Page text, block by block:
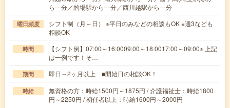
ら---分／的場駅から---分／西川越駅から---分
曜日頻度
シフト制（月～日） ※平日のみなどの相談もOK ※週3なども
相談OK
時間
【シフト例】07:00～16:0009:00～18:0017:00～09:00※ 上記
は一例です！そ…
期間 即日～2ヶ月以上 ■開始日の相談OK！
時給
無資格の方：時給1500円～1875円 / 介護福祉士：時給1800
円～2250円 / 初任者以上：時給1600円～2000円